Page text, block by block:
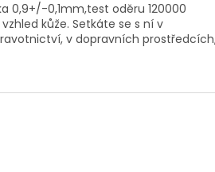
0,9+/-0,1mm,test oděru 120000
kůže. Setkáte se s ní v
v dopravních